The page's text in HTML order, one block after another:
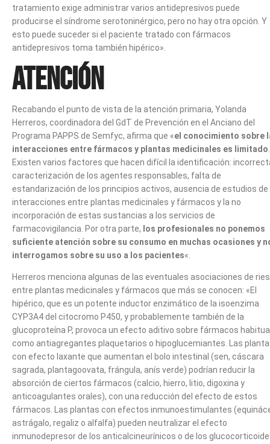
tratamiento exige administrar varios antidepresivos puede
producirse el síndrome serotoninérgico, pero no hay otra opción. Y
esto puede suceder si el paciente tratado con fármacos
antidepresivos toma también hipérico».
Atención
Recabando el punto de vista de la atención primaria, Yolanda
Herreros, coordinadora del GdT de Prevención en el Anciano del
Programa PAPPS de Semfyc, afirma que «el conocimiento sobre
interacciones entre fármacos y plantas medicinales es limitado.
Existen varios factores que hacen difícil la identificación:
caracterización de los agentes responsables, falta de
estandarización de los principios activos, ausencia de estudios de
interacciones entre plantas medicinales y fármacos y la no
incorporación de estas sustancias a los servicios de
farmacovigilancia. Por otra parte, los profesionales no ponemos
suficiente atención sobre su consumo en muchas ocasiones y
interrogamos sobre su uso a los pacientes«.
Herreros menciona algunas de las eventuales asociaciones de
entre plantas medicinales y fármacos que más se conocen: «El
hipérico, que es un potente inductor enzimático de la isoenzima
CYP3A4 del citocromo P450, y probablemente también de la
glucoproteína P, provoca un efecto aditivo sobre fármacos
como antiagregantes plaquetarios o hipoglucemiantes. Las
con efecto laxante que aumentan el bolo intestinal (sen, cáscara
sagrada, plantagoovata, frángula, anís verde) podrían reducir la
absorción de ciertos fármacos (calcio, hierro, litio, digoxina y
anticoagulantes orales), con una reducción del efecto de estos
fármacos. Las plantas con efectos inmunoestimulantes
astrágalo, regaliz o alfalfa) pueden neutralizar el efecto
inmunodepresor de los anticalcineurínicos o de los